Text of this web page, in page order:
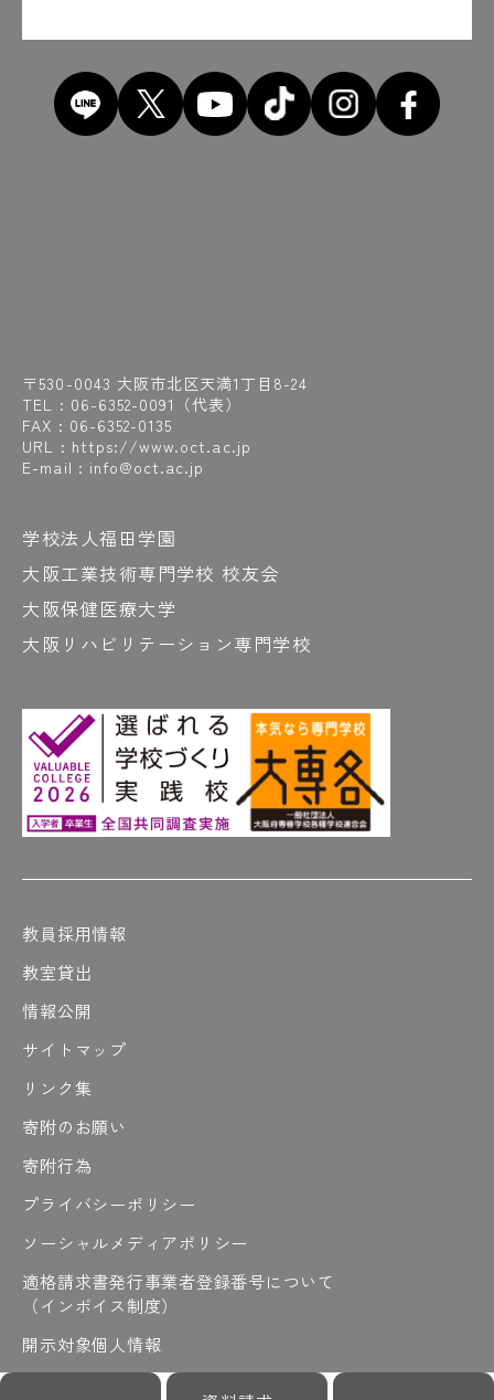
〒530-0043 大阪市北区天満1丁目8-24
TEL : 06-6352-0091 （代表）
FAX : 06-6352-0135
URL : https://www.oct.ac.jp
E-mail : info@oct.ac.jp
学校法人福田学園
大阪工業技術専門学校 校友会
大阪保健医療大学
大阪リハビリテーション専門学校
教員採用情報
教室貸出
情報公開
サイトマップ
リンク集
寄附のお願い
寄附行為
プライバシーポリシー
ソーシャルメディアポリシー
適格請求書発行事業者登録番号について
（インボイス制度）
開示対象個人情報